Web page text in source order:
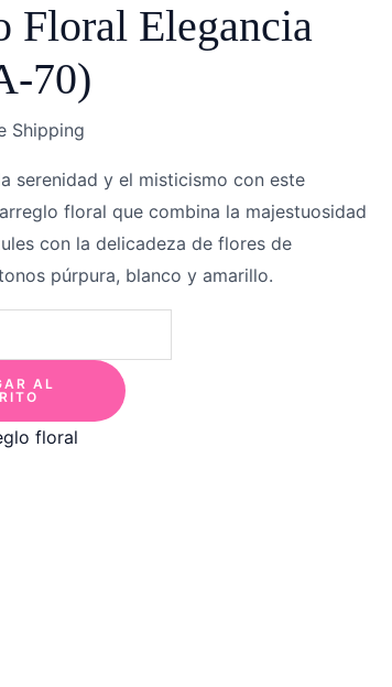
Floral Elegancia
70)
Shipping
serenidad y el misticismo con este
floral que combina la majestuosidad
con la delicadeza de flores de
púrpura, blanco y amarillo.
AL
floral